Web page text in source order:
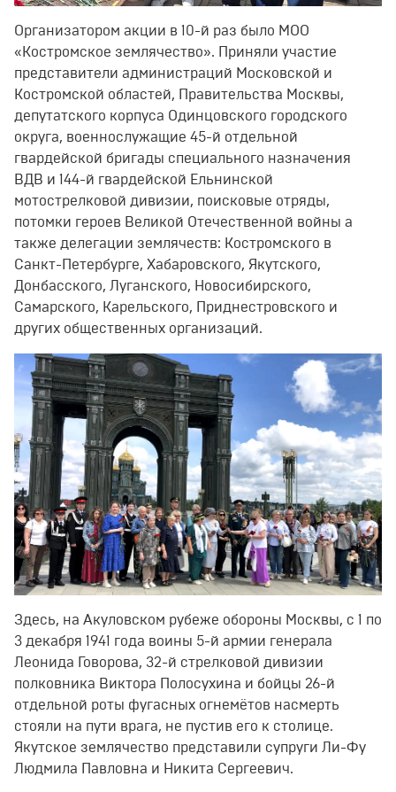
Организатором акции в 10-й раз было МОО
«Костромское землячество». Приняли участие
представители администраций Московской и
Костромской областей, Правительства Москвы,
депутатского корпуса Одинцовского городского
округа, военнослужащие 45-й отдельной
гвардейской бригады специального назначения
ВДВ и 144-й гвардейской Ельнинской
мотострелковой дивизии, поисковые отряды,
потомки героев Великой Отечественной войны а
также делегации землячеств: Костромского в
Санкт-Петербурге, Хабаровского, Якутского,
Донбасского, Луганского, Новосибирского,
Самарского, Карельского, Приднестровского и
других общественных организаций.
Здесь, на Акуловском рубеже обороны Москвы, с 1 по
3 декабря 1941 года воины 5-й армии генерала
Леонида Говорова, 32-й стрелковой дивизии
полковника Виктора Полосухина и бойцы 26-й
отдельной роты фугасных огнемётов насмерть
стояли на пути врага, не пустив его к столице.
Якутское землячество представили супруги Ли-Фу
Людмила Павловна и Никита Сергеевич.